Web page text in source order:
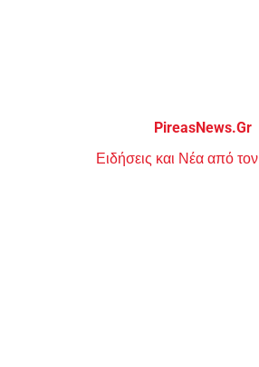
PireasNews.Gr
Ειδήσεις και Νέα από